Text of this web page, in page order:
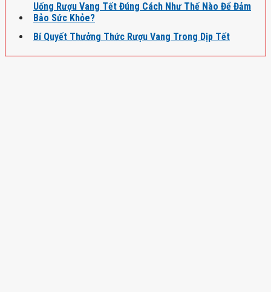
Uống Rượu Vang Tết Đúng Cách Như Thế Nào Để Đảm
Bảo Sức Khỏe?
Bí Quyết Thưởng Thức Rượu Vang Trong Dịp Tết